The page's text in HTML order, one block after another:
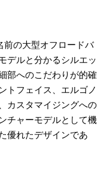
の大型オフロードバ
デルと分かるシルエッ
部へのこだわりが的確
トフェイス、エルゴノ
カスタマイジングへの
チャーモデルとして機
優れたデザインであ